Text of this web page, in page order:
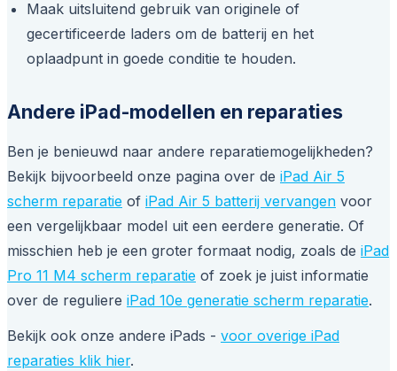
Maak uitsluitend gebruik van originele of
gecertificeerde laders om de batterij en het
oplaadpunt in goede conditie te houden.
Andere iPad-modellen en reparaties
Ben je benieuwd naar andere reparatiemogelijkheden?
Bekijk bijvoorbeeld onze pagina over de iPad Air 5
scherm reparatie of iPad Air 5 batterij vervangen voor
een vergelijkbaar model uit een eerdere generatie. Of
misschien heb je een groter formaat nodig, zoals de iPad
Pro 11 M4 scherm reparatie of zoek je juist informatie
over de reguliere iPad 10e generatie scherm reparatie.
Bekijk ook onze andere iPads - voor overige iPad
reparaties klik hier.